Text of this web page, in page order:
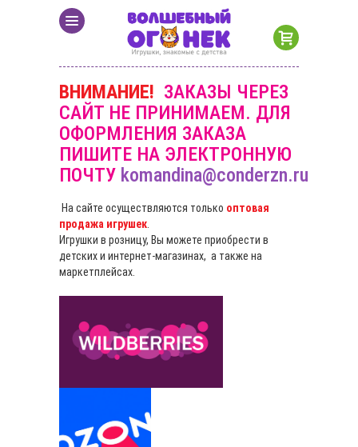
ВНИМАНИЕ! ЗАКАЗЫ ЧЕРЕЗ
САЙТ НЕ ПРИНИМАЕМ. ДЛЯ
ОФОРМЛЕНИЯ ЗАКАЗА
ПИШИТЕ НА ЭЛЕКТРОННУЮ
ПОЧТУ komandina@conderzn.ru
На сайте осуществляются только оптовая
продажа игрушек
Игрушки в розницу, Вы можете приобрести в
детских и интернет-магазинах, а также на
маркетплейсах.